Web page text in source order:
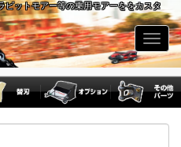
ットモアー等の乗用モアーををカスタ